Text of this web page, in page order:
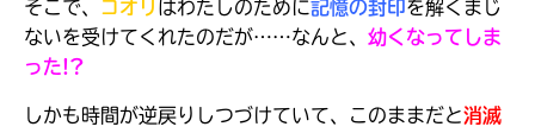
そこで、 コオリ はわたしのために記憶の封印を解くまじ
ないを受けてくれたのだが……なんと、 幼くなってしま
った!?
しかも時間が逆戻りしつづけていて、このままだと消滅